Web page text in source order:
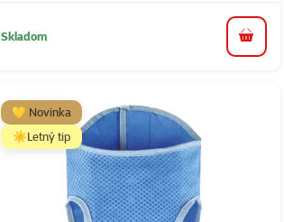
Skladom do
💛 Novinka
☀️Letný tip